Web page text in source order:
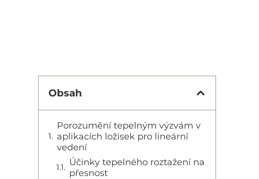
Obsah
Porozumění tepelným výzvám v
aplikacích ložisek pro lineární
vedení
Účinky tepelného roztažení na
přesnost